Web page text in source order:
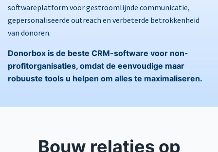
softwareplatform voor gestroomlijnde communicatie,
gepersonaliseerde outreach en verbeterde betrokkenheid
van donoren.
Donorbox is de beste CRM-software voor non-
profitorganisaties, omdat de eenvoudige maar
robuuste tools u helpen om alles te maximaliseren.
Bouw relaties op